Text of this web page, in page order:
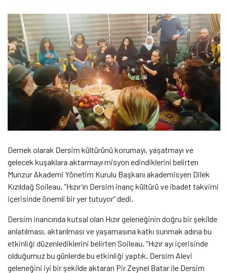
Dernek olarak Dersim kültürünü korumayı, yaşatmayı ve
gelecek kuşaklara aktarmayı misyon edindiklerini belirten
Munzur Akademi Yönetim Kurulu Başkanı akademisyen Dilek
Kızıldağ Soileau, “Hızır’ın Dersim inanç kültürü ve ibadet takvimi
içerisinde önemli bir yer tutuyor” dedi.
Dersim inancında kutsal olan Hızır geleneğinin doğru bir şekilde
anlatılması, aktarılması ve yaşamasına katkı sunmak adına bu
etkinliği düzenlediklerini belirten Soileau, “Hızır ayı içerisinde
olduğumuz bu günlerde bu etkinliği yaptık. Dersim Alevi
geleneğini iyi bir şekilde aktaran Pir Zeynel Batar ile Dersim